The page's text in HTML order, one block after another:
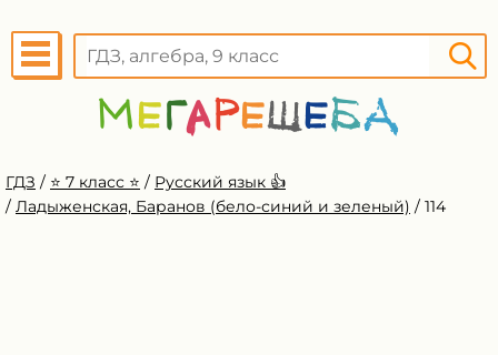
ГДЗ / ⭐️ 7 класс ⭐️ / Русский язык 👍
/ Ладыженская, Баранов (бело-синий и зеленый) / 114